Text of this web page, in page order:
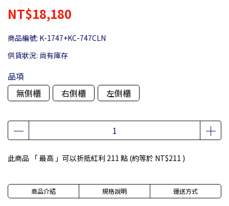
NT$18,180
商品編號: K-1747+KC-747CLN
供貨狀況: 尚有庫存
品項
無側櫃
右側櫃 左側櫃
此商品 「 最高 」可以折抵紅利 211 點 (約等於 NT$211 )
商品介紹 規格說明 運送方式